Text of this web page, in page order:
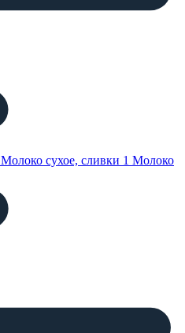
Молоко сухое, сливки 1 Молоко